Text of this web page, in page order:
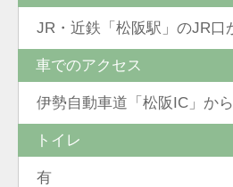
JR・近鉄「松阪駅」のJR口
車でのアクセス
伊勢自動車道「松阪IC」か
トイレ
有